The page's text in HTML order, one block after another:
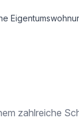
die es in die Stadt zieht, erreichen das Zentrum Wiens dank der ausgezeichneten öffentlichen Anbindung in nur
zahlreiche